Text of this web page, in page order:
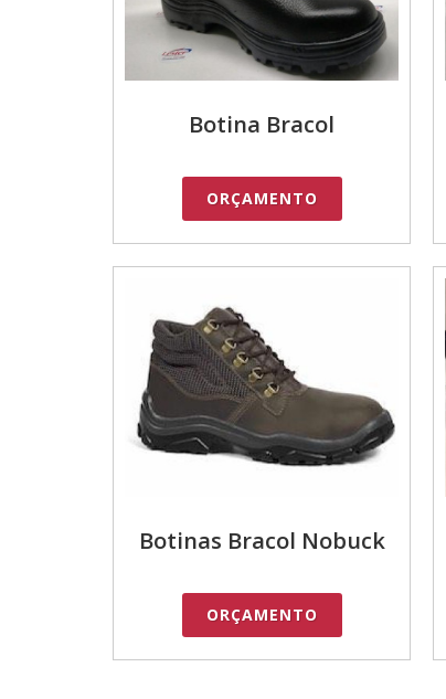
Botina Bracol
ORÇAMENTO
Botinas Bracol Nobuck
ORÇAMENTO